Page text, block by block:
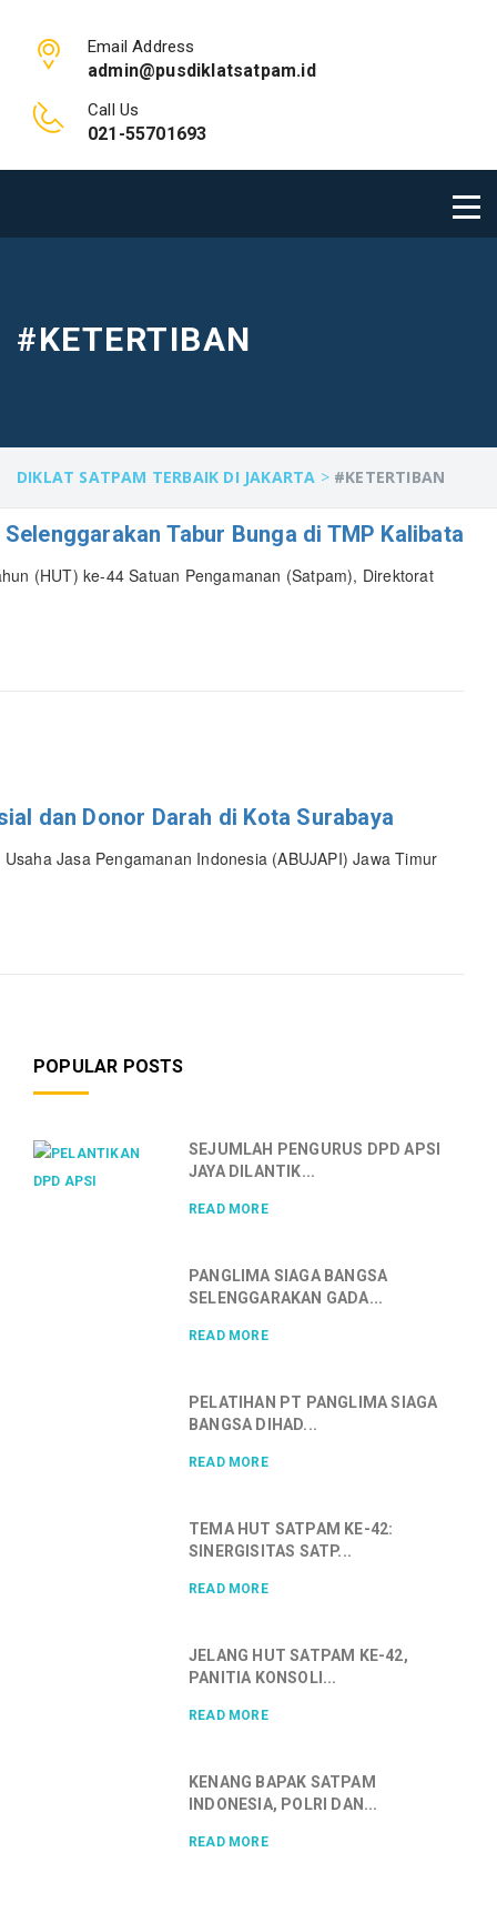
Email Address
admin@pusdiklatsatpam.id
Call Us
021-55701693
#KETERTIBAN
DIKLAT SATPAM TERBAIK DI JAKARTA > #KETERTIBAN
Tabur Bunga di TMP Kalibata
(HUT) ke-44 Satuan Pengamanan (Satpam), Direktorat
dan Donor Darah di Kota Surabaya
Jasa Pengamanan Indonesia (ABUJAPI) Jawa Timur
POPULAR POSTS
SEJUMLAH PENGURUS DPD APSI
JAYA DILANTIK...
READ MORE
PANGLIMA SIAGA BANGSA
SELENGGARAKAN GADA...
READ MORE
PELATIHAN PT PANGLIMA SIAGA
BANGSA DIHAD...
READ MORE
TEMA HUT SATPAM KE-42:
SINERGISITAS SATP...
READ MORE
JELANG HUT SATPAM KE-42,
PANITIA KONSOLI...
READ MORE
KENANG BAPAK SATPAM
INDONESIA, POLRI DAN...
READ MORE